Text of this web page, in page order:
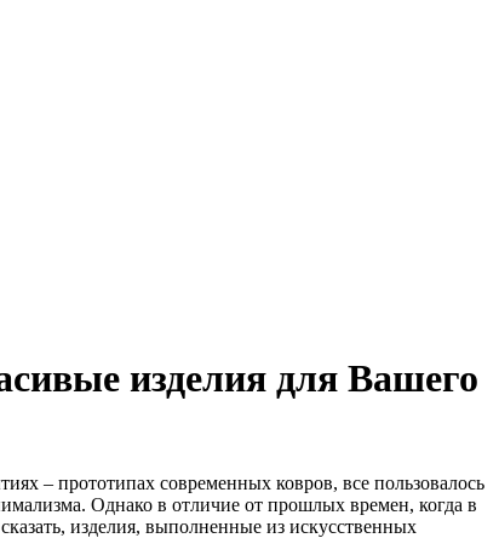
изделия для Вашего
– прототипах современных ковров, все пользовалось
Однако в отличие от прошлых времен, когда в
изделия, выполненные из искусственных